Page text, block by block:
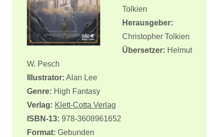
Tolkien
Herausgeber:
Christopher Tolkien
Übersetzer: Helmut
W. Pesch
Illustrator: Alan Lee
Genre: High Fantasy
Verlag: Klett-Cotta Verlag
ISBN-13: 978-3608961652
Format: Gebunden